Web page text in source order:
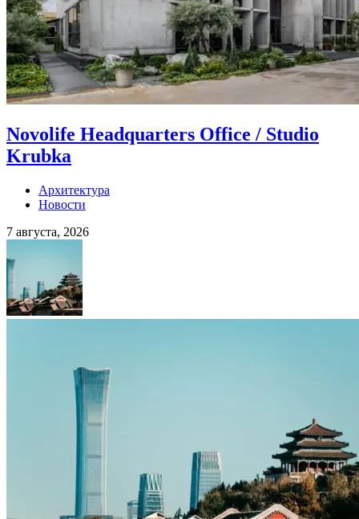
Novolife Headquarters Office / Studio
Krubka
Архитектура
Новости
7 августа, 2026